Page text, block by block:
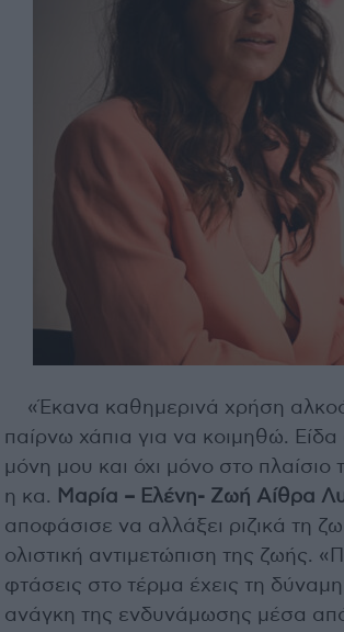
«Έκανα καθημερινά χρήση
παίρνω χάπια για να κοιμηθώ.
μόνη μου και όχι μόνο στο
η κα.
Μαρία – Ελένη- Ζωή Αίθρα
αποφάσισε να αλλάξει ριζικά τη
ολιστική αντιμετώπιση της ζωής.
φτάσεις στο τέρμα έχεις τη
ανάγκη της ενδυνάμωσης μέσα